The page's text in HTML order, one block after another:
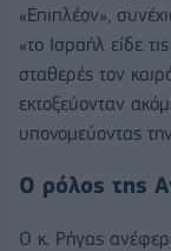
«Επιπλέον»,
«το Ισραήλ είδε
σταθερές τον
εκτοξεύονταν
υπονομεύοντας
O ρόλος της
Ο κ. Ρήγας